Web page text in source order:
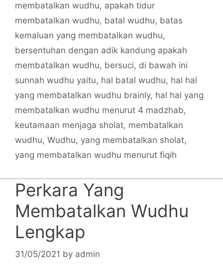
membatalkan wudhu, apakah tidur
membatalkan wudhu, batal wudhu, batas
kemaluan yang membatalkan wudhu,
bersentuhan dengan adik kandung apakah
membatalkan wudhu, bersuci, di bawah ini
sunnah wudhu yaitu, hal batal wudhu, hal hal
yang membatalkan wudhu brainly, hal hal yang
membatalkan wudhu menurut 4 madzhab,
keutamaan menjaga sholat, membatalkan
wudhu, Wudhu, yang membatalkan sholat,
yang membatalkan wudhu menurut fiqih
Perkara Yang
Membatalkan Wudhu
Lengkap
31/05/2021 by admin